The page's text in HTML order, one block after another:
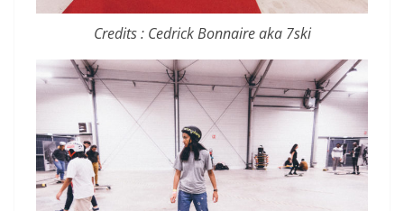
Credits : Cedrick Bonnaire aka 7ski